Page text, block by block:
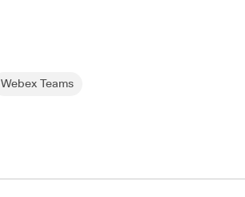
Webex Teams